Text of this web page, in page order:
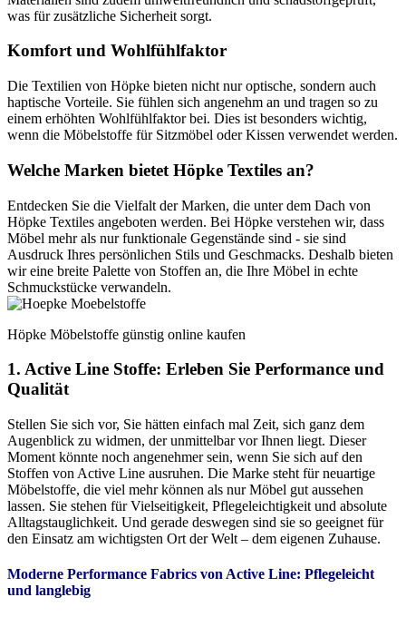
was für zusätzliche Sicherheit sorgt.
Komfort und Wohlfühlfaktor
Die Textilien von Höpke bieten nicht nur optische, sondern auch
haptische Vorteile. Sie fühlen sich angenehm an und tragen so zu
einem erhöhten Wohlfühlfaktor bei. Dies ist besonders wichtig,
wenn die Möbelstoffe für Sitzmöbel oder Kissen verwendet werden.
Welche Marken bietet Höpke Textiles an?
Entdecken Sie die Vielfalt der Marken, die unter dem Dach von
Höpke Textiles angeboten werden. Bei Höpke verstehen wir, dass
Möbel mehr als nur funktionale Gegenstände sind - sie sind
Ausdruck Ihres persönlichen Stils und Geschmacks. Deshalb bieten
wir eine breite Palette von Stoffen an, die Ihre Möbel in echte
Schmuckstücke verwandeln.
Höpke Möbelstoffe günstig online kaufen
1. Active Line Stoffe: Erleben Sie Performance und
Qualität
Stellen Sie sich vor, Sie hätten einfach mal Zeit, sich ganz dem
Augenblick zu widmen, der unmittelbar vor Ihnen liegt. Dieser
Moment könnte noch angenehmer sein, wenn Sie sich auf den
Stoffen von Active Line ausruhen. Die Marke steht für neuartige
Möbelstoffe, die viel mehr können als nur Möbel gut aussehen
lassen. Sie stehen für Vielseitigkeit, Pflegeleichtigkeit und absolute
Alltagstauglichkeit. Und gerade deswegen sind sie so geeignet für
den Einsatz am wichtigsten Ort der Welt – dem eigenen Zuhause.
Moderne Performance Fabrics von Active Line: Pflegeleicht
und langlebig